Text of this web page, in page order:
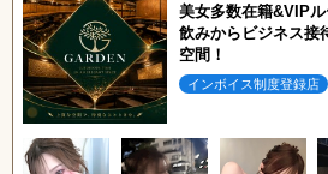
美女多数在籍&VIP
飲みからビジネス接
空間！
インボイス制度登録店